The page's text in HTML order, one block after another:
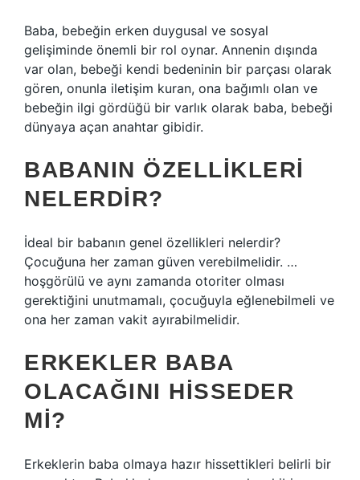
Baba, bebeğin erken duygusal ve sosyal
gelişiminde önemli bir rol oynar. Annenin dışında
var olan, bebeği kendi bedeninin bir parçası olarak
gören, onunla iletişim kuran, ona bağımlı olan ve
bebeğin ilgi gördüğü bir varlık olarak baba, bebeği
dünyaya açan anahtar gibidir.
BABANIN ÖZELLIKLERI
NELERDIR?
İdeal bir babanın genel özellikleri nelerdir?
Çocuğuna her zaman güven verebilmelidir. …
hoşgörülü ve aynı zamanda otoriter olması
gerektiğini unutmamalı, çocuğuyla eğlenebilmeli ve
ona her zaman vakit ayırabilmelidir.
ERKEKLER BABA
OLACAĞINI HISSEDER
MI?
Erkeklerin baba olmaya hazır hissettikleri belirli bir